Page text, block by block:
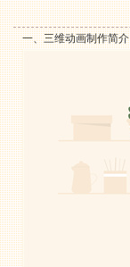
一、三维动画制作简介